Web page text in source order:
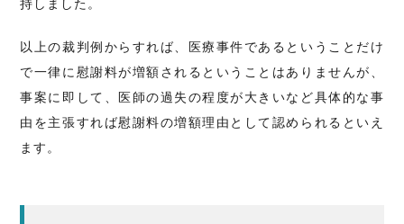
持しました。
以上の裁判例からすれば、医療事件であるということだけ
で一律に慰謝料が増額されるということはありませんが、
事案に即して、医師の過失の程度が大きいなど具体的な事
由を主張すれば慰謝料の増額理由として認められるといえ
ます。